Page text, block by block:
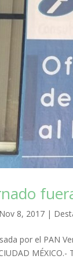
Nov 8, 2017 |
por el PAN